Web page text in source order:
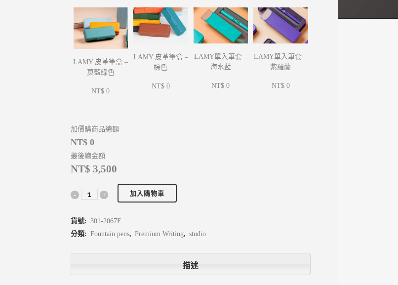
LAMY 皮革筆盒 –
莫藍綠色
NT$ 0
LAMY 皮革筆盒 –
棕色
NT$ 0
LAMY單入筆套 –
海水藍
NT$ 0
LAMY單入筆套 –
紫羅蘭
NT$ 0
加價購商品總額
NT$ 0
最後總金額
NT$ 3,500
加入購物車
貨號: 301-2067F
分類: Fountain pens, Premium Writing, studio
描述